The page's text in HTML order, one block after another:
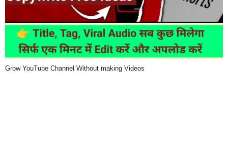
Grow YouTube Channel Without making Videos